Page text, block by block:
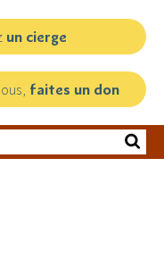
un cierge
faites un don